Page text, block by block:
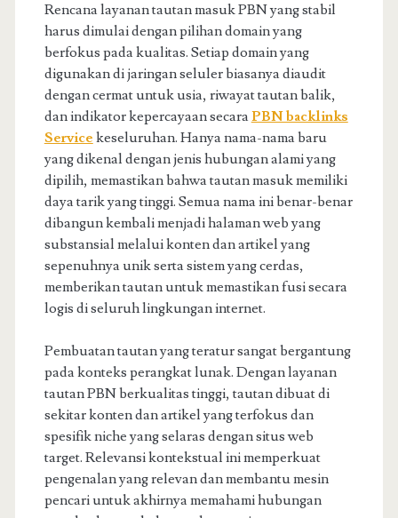
Rencana layanan tautan masuk PBN yang stabil
harus dimulai dengan pilihan domain yang
berfokus pada kualitas. Setiap domain yang
digunakan di jaringan seluler biasanya diaudit
dengan cermat untuk usia, riwayat tautan balik,
dan indikator kepercayaan secaraPBN backlinks
Service keseluruhan. Hanya nama-nama baru
yang dikenal dengan jenis hubungan alami yang
dipilih, memastikan bahwa tautan masuk memiliki
daya tarik yang tinggi. Semua nama ini benar-benar
dibangun kembali menjadi halaman web yang
substansial melalui konten dan artikel yang
sepenuhnya unik serta sistem yang cerdas,
memberikan tautan untuk memastikan fusi secara
logis di seluruh lingkungan internet.
Pembuatan tautan yang teratur sangat bergantung
pada konteks perangkat lunak. Dengan layanan
tautan PBN berkualitas tinggi, tautan dibuat di
sekitar konten dan artikel yang terfokus dan
spesifik niche yang selaras dengan situs web
target. Relevansi kontekstual ini memperkuat
pengenalan yang relevan dan membantu mesin
pencari untuk akhirnya memahami hubungan